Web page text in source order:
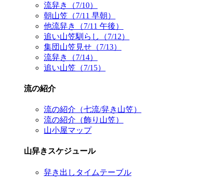
流舁き（7/10）
朝山笠（7/11 早朝）
他流舁き（7/11 午後）
追い山笠馴らし（7/12）
集団山笠見せ（7/13）
流舁き（7/14）
追い山笠（7/15）
流の紹介
流の紹介（七流/舁き山笠）
流の紹介（飾り山笠）
山小屋マップ
山舁きスケジュール
舁き出しタイムテーブル